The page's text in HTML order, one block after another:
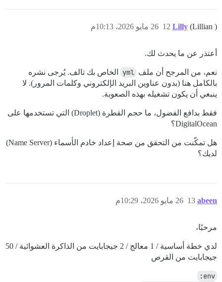
Lilly (Lillian ) 26 مايو 2026، 10:13م 12
أعتذر عن ما يحدث لك.
نعم، من المرجح أن ملف yml
الخاص بك تالف. يُرجى نشره
بالكامل هنا (بدون عناوين البريد الإلكتروني وكلمات المرور). لا
ينبغي أن يكون تشغيله بهذه الصعوبة.
فقط بدافع الفضول، ما حجم القطرة (Droplet) التي تستخدمها على
DigitalOcean؟
هل تمكّنت من التحقق من صحة إعداد خادم الأسماء (Name Server)
لديك؟
abeen 26 مايو 2026، 10:29م 13
مرحبًا،
لدي خطة أساسية / 1 معالج / 2 جيجابايت من الذاكرة العشوائية / 50
جيجابايت من القرص
env: